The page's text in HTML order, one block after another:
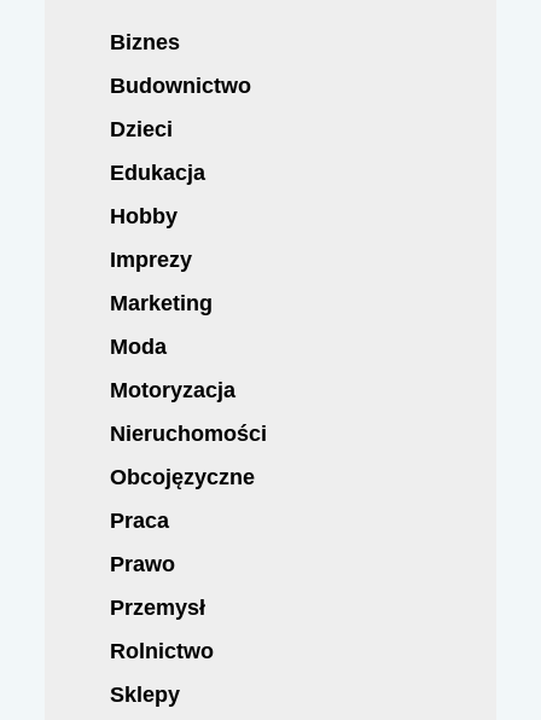
Biznes
Budownictwo
Dzieci
Edukacja
Hobby
Imprezy
Marketing
Moda
Motoryzacja
Nieruchomości
Obcojęzyczne
Praca
Prawo
Przemysł
Rolnictwo
Sklepy